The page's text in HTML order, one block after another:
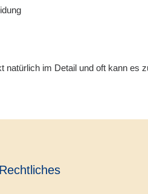
natürlich im Detail und oft kann es
Rechtliches